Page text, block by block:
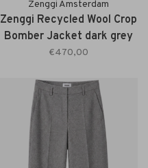
Zenggi Amsterdam
Zenggi Recycled Wool Crop
Bomber Jacket dark grey
melange
€470,00